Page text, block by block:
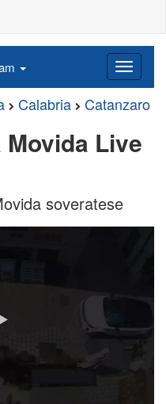
Calabria Catanzaro
Live
soveratese